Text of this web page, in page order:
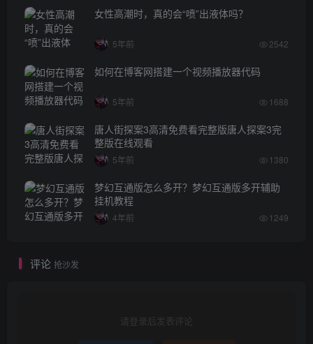
女性高潮时，真的会“喷”出液体吗？
5年前 2542
如何在博客网搭建一个视频播放器代码
5年前 1688
唐人街探案3高清免费看完整版唐人探案3完
整版在线观看
5年前 1380
梦幻互通版怎么多开？梦幻互通版多开辅助
挂机教程
4年前 1249
评论 抢沙发
请登录后发表评论